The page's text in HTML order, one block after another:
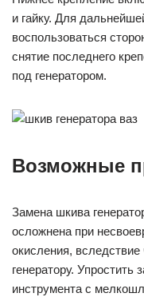
и гайку. Для
воспользоваться
снятие последнего
под генератором.
Возможные
Замена шкива
осложнена при
окисления, вследствие
генератору.
инструмента с